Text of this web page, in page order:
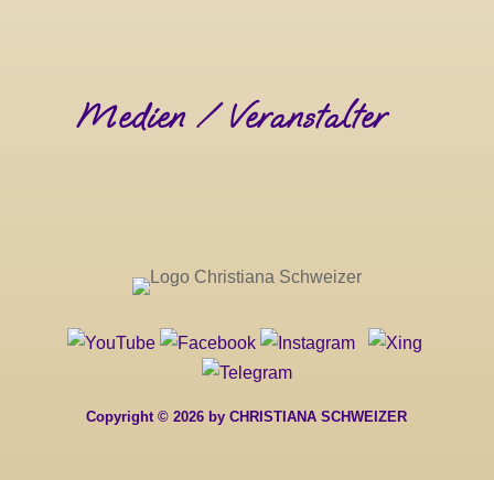
Medien / Veranstalter
Copyright © 2026 by CHRISTIANA SCHWEIZER